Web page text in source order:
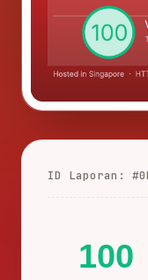
ID Laporan:
100